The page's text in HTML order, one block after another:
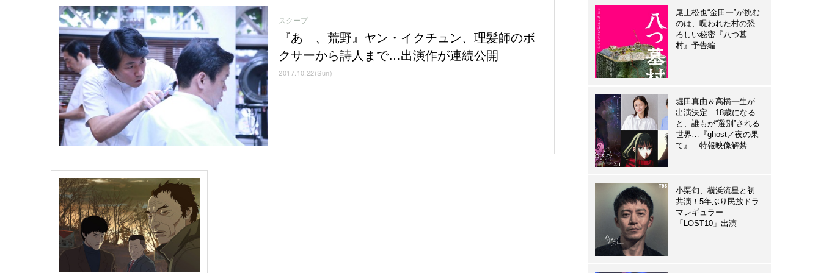
スクープ
『あゝ、荒野』ヤン・イクチュン、理髪師のボ
クサーから詩人まで…出演作が連続公開
2017.10.22(Sun)
尾上松也“金田一”が挑む
のは、呪われた村の恐
ろしい秘密『八つ墓
村』予告編
堀田真由＆高橋一生が
出演決定 18歳になる
と、誰もが“選別”される
世界…『ghost／夜の果
て』 特報映像解禁
小栗旬、横浜流星と初
共演！5年ぶり民放ドラ
マレギュラー
「LOST10」出演